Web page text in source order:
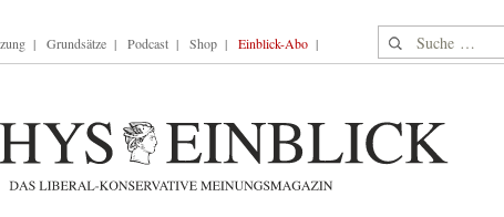
Grundsätze Podcast Shop Einblick-Abo Suche nach: